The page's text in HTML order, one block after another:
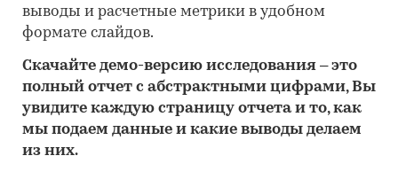
выводы и расчетные метрики в удобном
формате слайдов.
Скачайте демо-версию исследования – это
полный отчет с абстрактными цифрами, Вы
увидите каждую страницу отчета и то,как
мы подаем данные и какие выводы делаем
из них.